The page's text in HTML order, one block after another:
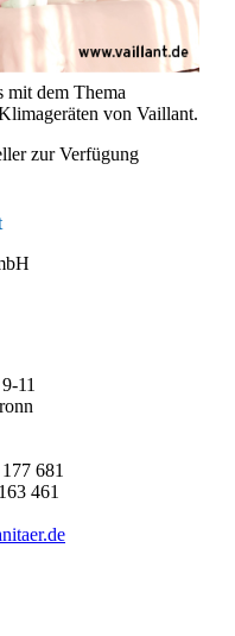
mit dem Thema
von Vaillant.
zur Verfügung
11
681
461